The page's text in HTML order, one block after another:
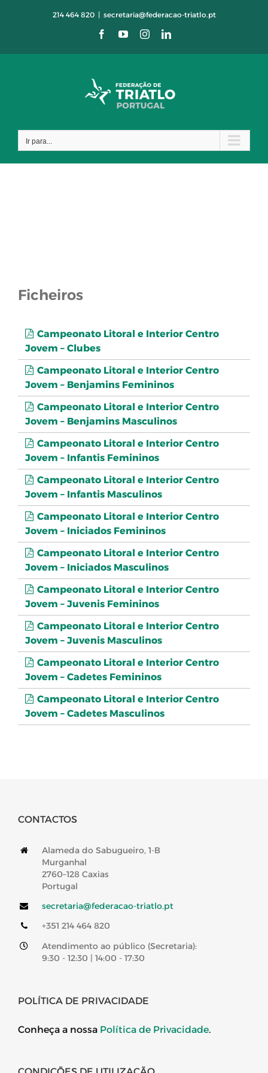
214 464 820 | secretaria@federacao-triatlo.pt
FacebookYouTubeInstagramLinkedIn
Ir para...
Ficheiros
Campeonato Litoral e Interior Centro
Jovem – Clubes
Campeonato Litoral e Interior Centro
Jovem – Benjamins Femininos
Campeonato Litoral e Interior Centro
Jovem – Benjamins Masculinos
Campeonato Litoral e Interior Centro
Jovem – Infantis Femininos
Campeonato Litoral e Interior Centro
Jovem – Infantis Masculinos
Campeonato Litoral e Interior Centro
Jovem – Iniciados Femininos
Campeonato Litoral e Interior Centro
Jovem – Iniciados Masculinos
Campeonato Litoral e Interior Centro
Jovem – Juvenis Femininos
Campeonato Litoral e Interior Centro
Jovem – Juvenis Masculinos
Campeonato Litoral e Interior Centro
Jovem – Cadetes Femininos
Campeonato Litoral e Interior Centro
Jovem – Cadetes Masculinos
CONTACTOS
Alameda do Sabugueiro, 1-B
Murganhal
2760–128 Caxias
Portugal
secretaria@federacao-triatlo.pt
+351 214 464 820
Atendimento ao público (Secretaria):
9:30 - 12:30 | 14:00 - 17:30
POLÍTICA DE PRIVACIDADE
Conheça a nossa Política de Privacidade.